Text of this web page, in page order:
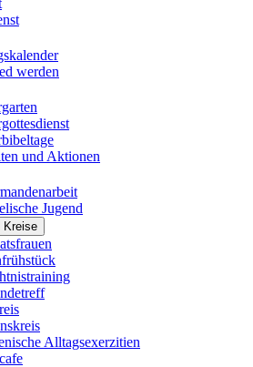
werden
und Aktionen
Jugend
Kreise
Alltagsexerzitien